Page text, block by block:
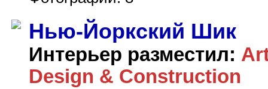
Нью-Йоркский Шик
Интерьер разместил:
Design & Construction